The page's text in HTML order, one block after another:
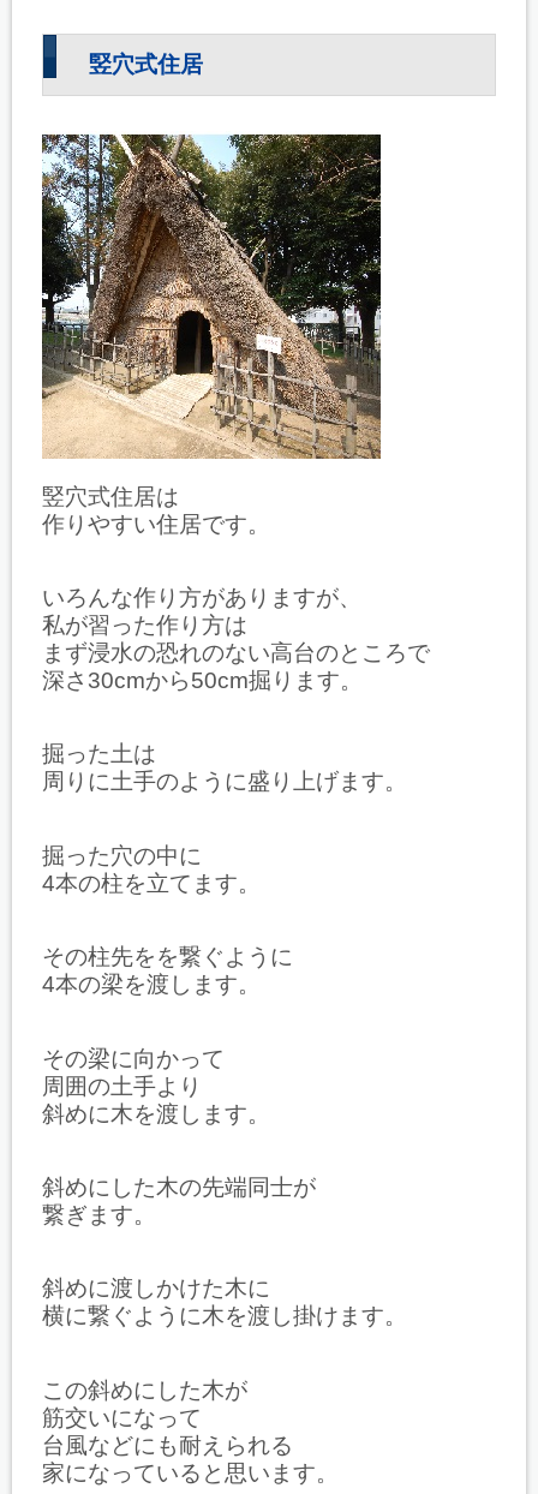
竪穴式住居
竪穴式住居は
作りやすい住居です。
いろんな作り方がありますが、
私が習った作り方は
まず浸水の恐れのない高台のところで
深さ30cmから50cm掘ります。
掘った土は
周りに土手のように盛り上げます。
掘った穴の中に
4本の柱を立てます。
その柱先をを繋ぐように
4本の梁を渡します。
その梁に向かって
周囲の土手より
斜めに木を渡します。
斜めにした木の先端同士が
繋ぎます。
斜めに渡しかけた木に
横に繋ぐように木を渡し掛けます。
この斜めにした木が
筋交いになって
台風などにも耐えられる
家になっていると思います。